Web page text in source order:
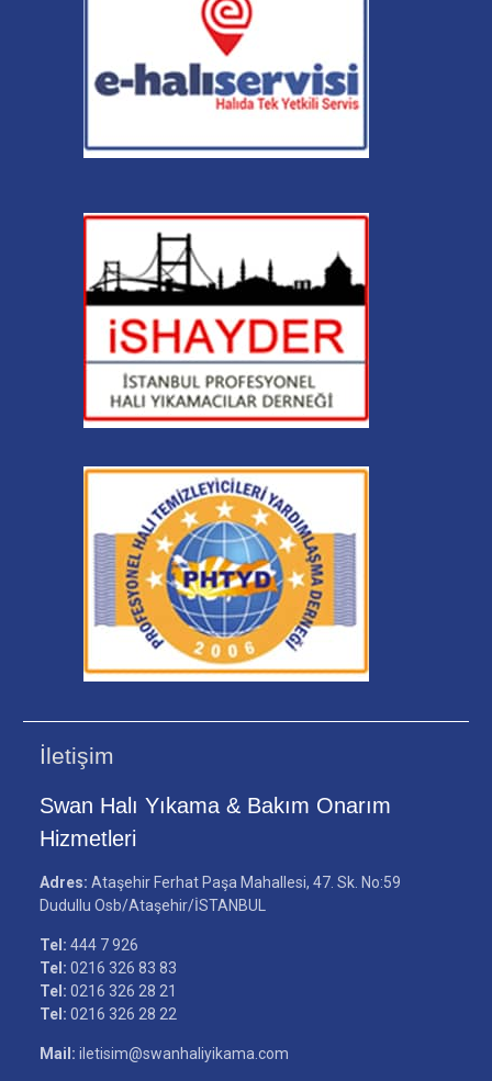
İletişim
Swan Halı Yıkama & Bakım Onarım
Hizmetleri
Adres: Ataşehir Ferhat Paşa Mahallesi, 47. Sk. No:59
Dudullu Osb/Ataşehir/İSTANBUL
Tel: 444 7 926
Tel: 0216 326 83 83
Tel: 0216 326 28 21
Tel: 0216 326 28 22
Mail: iletisim@swanhaliyikama.com